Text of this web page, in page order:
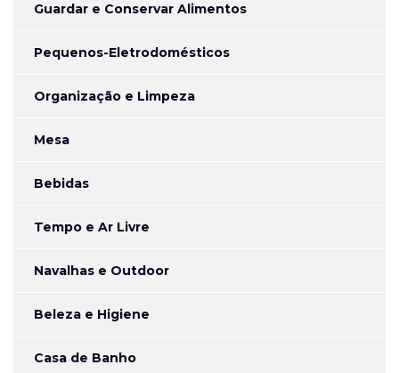
Guardar e Conservar Alimentos
Pequenos-Eletrodomésticos
Organização e Limpeza
Mesa
Bebidas
Tempo e Ar Livre
Navalhas e Outdoor
Beleza e Higiene
Casa de Banho